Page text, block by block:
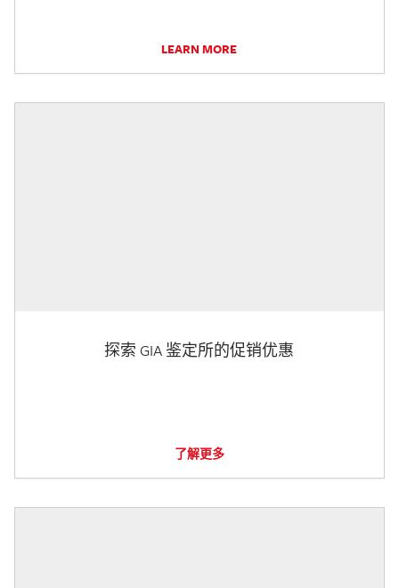
LEARN MORE
探索 GIA 鉴定所的促销优惠
了解更多